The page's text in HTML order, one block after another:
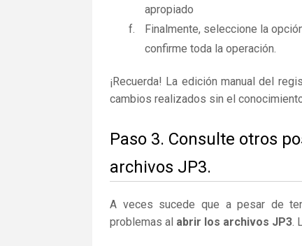
apropiado
Finalmente, seleccione la
confirme toda la operación.
¡Recuerda! La edición manual del
cambios realizados sin el
Paso 3. Consulte otros
archivos JP3.
A veces sucede que a pesar de
problemas al abrir los archivos JP3.